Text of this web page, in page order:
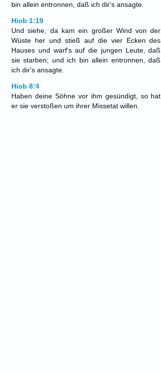
bin allein entronnen, daß ich dir's ansagte.
Hiob 1:19
Und siehe, da kam ein großer Wind von der
Wüste her und stieß auf die vier Ecken des
Hauses und warf's auf die jungen Leute, daß
sie starben; und ich bin allein entronnen, daß
ich dir's ansagte.
Hiob 8:4
Haben deine Söhne vor ihm gesündigt, so hat
er sie verstoßen um ihrer Missetat willen.